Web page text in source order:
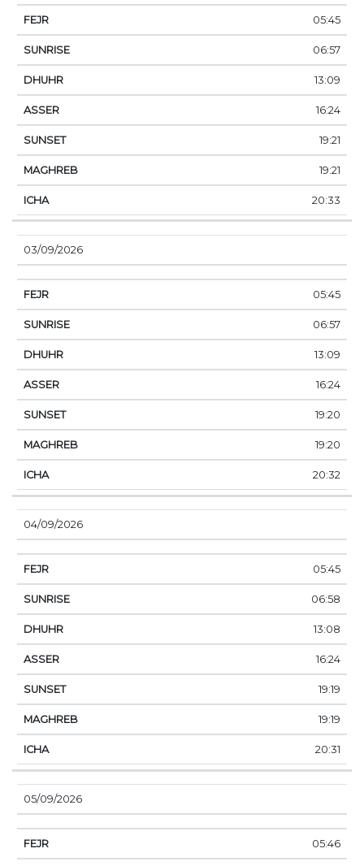
05:45
06:57
13:09
16:24
19:21
19:21
20:33
03/09/2026
05:45
06:57
13:09
16:24
19:20
19:20
20:32
04/09/2026
05:45
06:58
13:08
16:24
19:19
19:19
20:31
05/09/2026
05:46